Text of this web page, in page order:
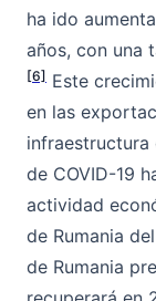
ha ido
años, con una
[6] Este
en las
infraestructura
de COVID-19
actividad
de Rumania
de Rumania